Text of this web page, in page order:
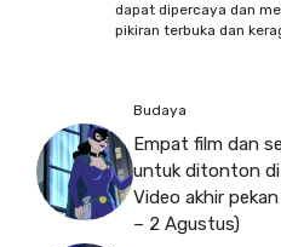
dapat dipercaya dan
pikiran terbuka dan
Budaya
Empat film dan
untuk ditonton di
Video akhir
– 2 Agustus)